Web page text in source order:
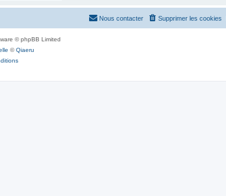
Supprimer les cookies
Nous contacter
© phpBB Limited
©Qiaeru